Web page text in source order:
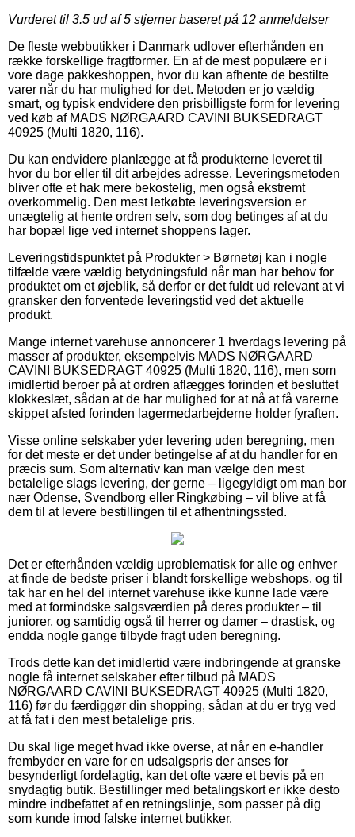
Vurderet til 3.5 ud af 5 stjerner baseret på 12 anmeldelser
De fleste webbutikker i Danmark udlover efterhånden en
række forskellige fragtformer. En af de mest populære er i
vore dage pakkeshoppen, hvor du kan afhente de bestilte
varer når du har mulighed for det. Metoden er jo vældig
smart, og typisk endvidere den prisbilligste form for levering
ved køb af MADS NØRGAARD CAVINI BUKSEDRAGT
40925 (Multi 1820, 116).
Du kan endvidere planlægge at få produkterne leveret til
hvor du bor eller til dit arbejdes adresse. Leveringsmetoden
bliver ofte et hak mere bekostelig, men også ekstremt
overkommelig. Den mest letkøbte leveringsversion er
unægtelig at hente ordren selv, som dog betinges af at du
har bopæl lige ved internet shoppens lager.
Leveringstidspunktet på Produkter > Børnetøj kan i nogle
tilfælde være vældig betydningsfuld når man har behov for
produktet om et øjeblik, så derfor er det fuldt ud relevant at vi
gransker den forventede leveringstid ved det aktuelle
produkt.
Mange internet varehuse annoncerer 1 hverdags levering på
masser af produkter, eksempelvis MADS NØRGAARD
CAVINI BUKSEDRAGT 40925 (Multi 1820, 116), men som
imidlertid beroer på at ordren aflægges forinden et besluttet
klokkeslæt, sådan at de har mulighed for at nå at få varerne
skippet afsted forinden lagermedarbejderne holder fyraften.
Visse online selskaber yder levering uden beregning, men
for det meste er det under betingelse af at du handler for en
præcis sum. Som alternativ kan man vælge den mest
betalelige slags levering, der gerne – ligegyldigt om man bor
nær Odense, Svendborg eller Ringkøbing – vil blive at få
dem til at levere bestillingen til et afhentningssted.
Det er efterhånden vældig uproblematisk for alle og enhver
at finde de bedste priser i blandt forskellige webshops, og til
tak har en hel del internet varehuse ikke kunne lade være
med at formindske salgsværdien på deres produkter – til
juniorer, og samtidig også til herrer og damer – drastisk, og
endda nogle gange tilbyde fragt uden beregning.
Trods dette kan det imidlertid være indbringende at granske
nogle få internet selskaber efter tilbud på MADS
NØRGAARD CAVINI BUKSEDRAGT 40925 (Multi 1820,
116) før du færdiggør din shopping, sådan at du er tryg ved
at få fat i den mest betalelige pris.
Du skal lige meget hvad ikke overse, at når en e-handler
frembyder en vare for en udsalgspris der anses for
besynderligt fordelagtig, kan det ofte være et bevis på en
snydagtig butik. Bestillinger med betalingskort er ikke desto
mindre indbefattet af en retningslinje, som passer på dig
som kunde imod falske internet butikker.